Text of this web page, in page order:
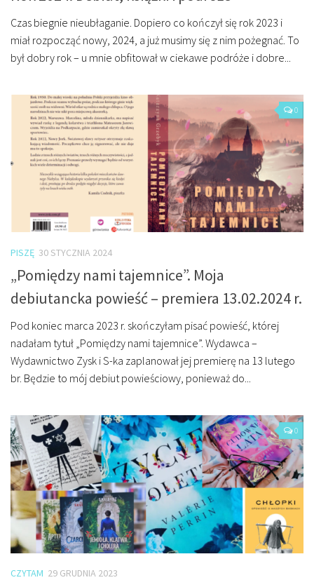
Czas biegnie nieubłaganie. Dopiero co kończył się rok 2023 i
miał rozpocząć nowy, 2024, a już musimy się z nim pożegnać. To
był dobry rok – u mnie obfitował w ciekawe podróże i dobre...
0
PISZĘ 30 STYCZNIA 2024
„Pomiędzy nami tajemnice”. Moja
debiutancka powieść – premiera 13.02.2024 r.
Pod koniec marca 2023 r. skończyłam pisać powieść, której
nadałam tytuł „Pomiędzy nami tajemnice”. Wydawca –
Wydawnictwo Zysk i S-ka zaplanował jej premierę na 13 lutego
br. Będzie to mój debiut powieściowy, ponieważ do...
0
CZYTAM 29 GRUDNIA 2023